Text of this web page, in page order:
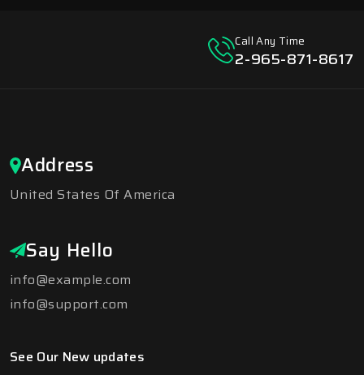
Call Any Time
2-965-871-8617
Address
United States Of America
Say Hello
info@example.com
info@support.com
See Our New updates